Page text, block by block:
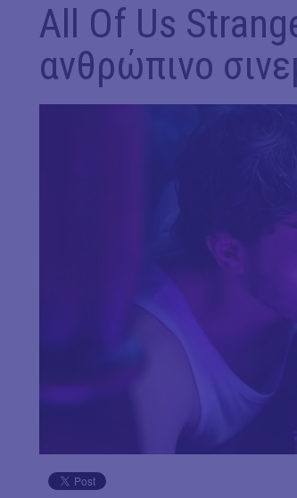
All Of Us
ανθρώπινο